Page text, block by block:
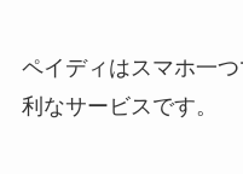
ペイディはスマホ一
利なサービスです。